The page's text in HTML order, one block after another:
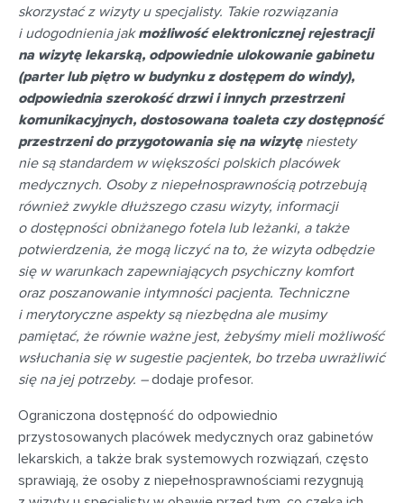
skorzystać z wizyty u specjalisty. Takie rozwiązania
i udogodnienia jakmożliwość elektronicznej rejestracji
na wizytę lekarską, odpowiednie ulokowanie gabinetu
(parter lub piętro w budynku z dostępem do windy),
odpowiednia szerokość drzwi i innych przestrzeni
komunikacyjnych, dostosowana toaleta czy dostępność
przestrzeni do przygotowania się na wizytę niestety
nie są standardem w większości polskich placówek
medycznych. Osoby z niepełnosprawnością potrzebują
również zwykle dłuższego czasu wizyty, informacji
o dostępności obniżanego fotela lub leżanki, a także
potwierdzenia, że mogą liczyć na to, że wizyta odbędzie
się w warunkach zapewniających psychiczny komfort
oraz poszanowanie intymności pacjenta. Techniczne
i merytoryczne aspekty są niezbędna ale musimy
pamiętać, że równie ważne jest, żebyśmy mieli możliwość
wsłuchania się w sugestie pacjentek, bo trzeba uwrażliwić
się na jej potrzeby. –dodaje profesor.
Ograniczona dostępność do odpowiednio
przystosowanych placówek medycznych oraz gabinetów
lekarskich, a także brak systemowych rozwiązań, często
sprawiają, że osoby z niepełnosprawnościami rezygnują